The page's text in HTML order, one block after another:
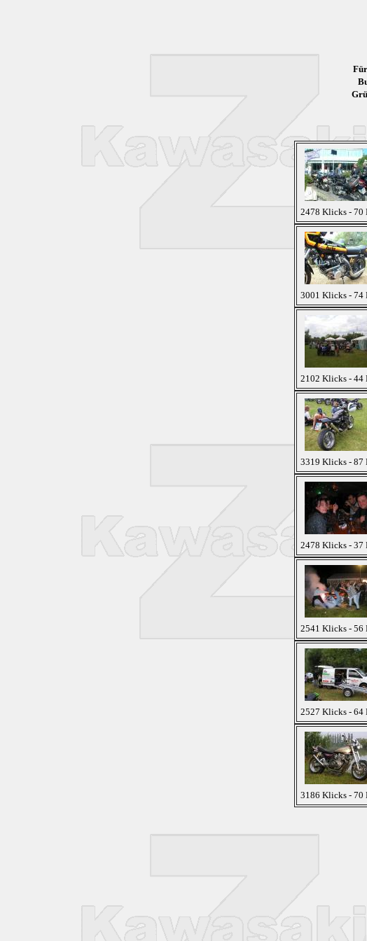
2478 Klicks - 70
3001 Klicks - 74
2102 Klicks - 44
3319 Klicks - 87
2478 Klicks - 37
2541 Klicks - 56
2527 Klicks - 64
3186 Klicks - 70